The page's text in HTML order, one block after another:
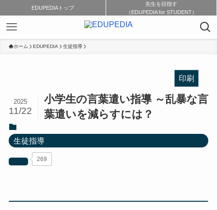
EDUPEDIAトップ
先生を目指す
（EDUPEDIA for STUDENT）
ホーム EDUPEDIA 生徒指導
印刷
小学生の言葉遣い指導 ～乱暴な言
葉遣いを減らすには？
2025
11/22
生徒指導
269